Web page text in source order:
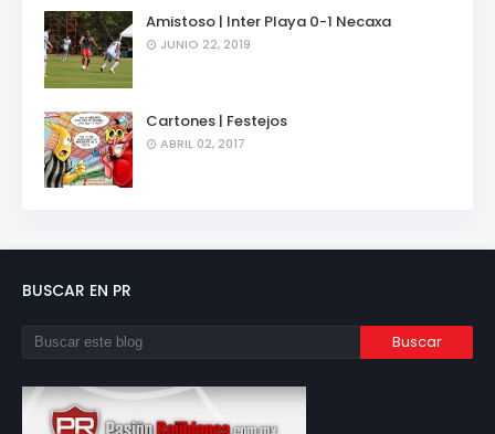
Amistoso | Inter Playa 0-1 Necaxa
JUNIO 22, 2019
Cartones | Festejos
ABRIL 02, 2017
BUSCAR EN PR